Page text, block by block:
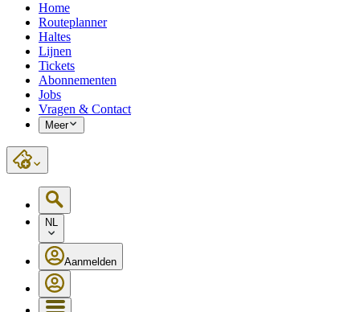
Home
Routeplanner
Haltes
Lijnen
Tickets
Abonnementen
Jobs
Vragen & Contact
Meer
NL
Aanmelden